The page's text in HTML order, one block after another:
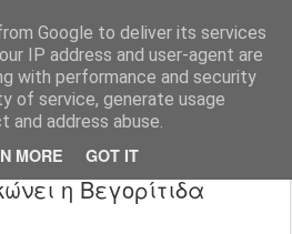
Google to deliver its services
IP address and user-agent are
with performance and security
of service, generate usage
address abuse.
MORE GOT IT
η Βεγορίτιδα